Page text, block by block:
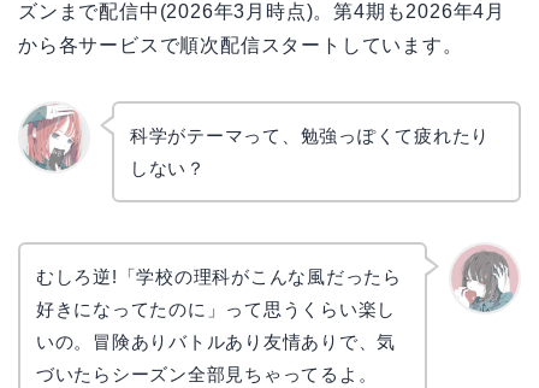
ズンまで配信中(2026年3月時点)。第4期も2026年4月
から各サービスで順次配信スタートしています。
科学がテーマって、勉強っぽくて疲れたり
しない？
むしろ逆!「学校の理科がこんな風だったら
好きになってたのに」って思うくらい楽し
いの。冒険ありバトルあり友情ありで、気
づいたらシーズン全部見ちゃってるよ。